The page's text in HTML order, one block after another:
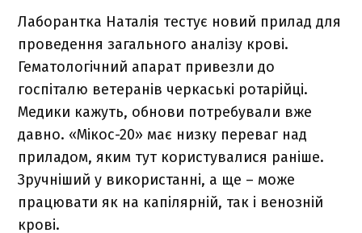
Лаборантка Наталія тестує новий прилад для
проведення загального аналізу крові.
Гематологічний апарат привезли до
госпіталю ветеранів черкаські ротарійці.
Медики кажуть, обнови потребували вже
давно. «Мікос-20» має низку переваг над
приладом, яким тут користувалися раніше.
Зручніший у використанні, а ще – може
працювати як на капілярній, так і венозній
крові.